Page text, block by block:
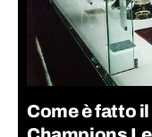
Come è fatto